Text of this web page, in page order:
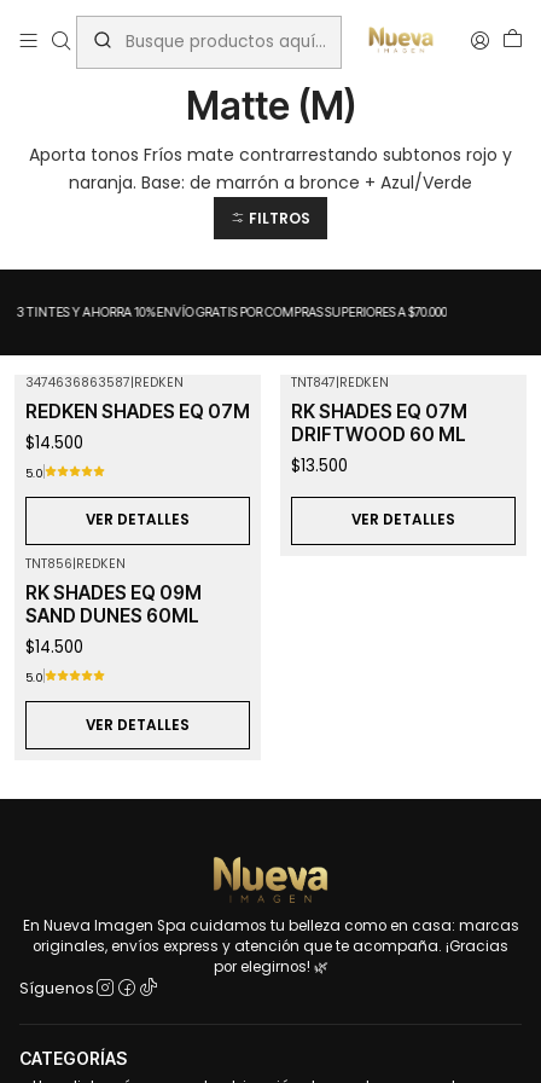
Inicio Tintes por Marca ShadesEQ Matte (M)
Matte (M)
Aporta tonos Fríos mate contrarrestando subtonos rojo y
naranja. Base: de marrón a bronce + Azul/Verde
FILTROS
3 TINTES Y AHORRA 10%ENVÍO GRATIS POR COMPRAS SUPERIORES A $70.000
3474636863587|REDKEN
REDKEN SHADES EQ 07M
$14.500
5.0
VER DETALLES
TNT847|REDKEN
RK SHADES EQ 07M
DRIFTWOOD 60 ML
$13.500
VER DETALLES
TNT856|REDKEN
RK SHADES EQ 09M
SAND DUNES 60ML
$14.500
5.0
VER DETALLES
En Nueva Imagen Spa cuidamos tu belleza como en casa: marcas
originales, envíos express y atención que te acompaña. ¡Gracias
por elegirnos! 🌿
Síguenos
CATEGORÍAS